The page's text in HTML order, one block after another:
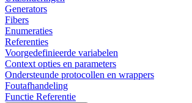
Generators
Fibers
Enumeraties
Referenties
Voorgedefinieerde variabelen
Context opties en parameters
Ondersteunde protocollen en wrappers
Foutafhandeling
Functie Referentie